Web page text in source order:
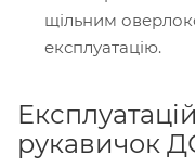
щільним
експлуатацію.
рукавичок